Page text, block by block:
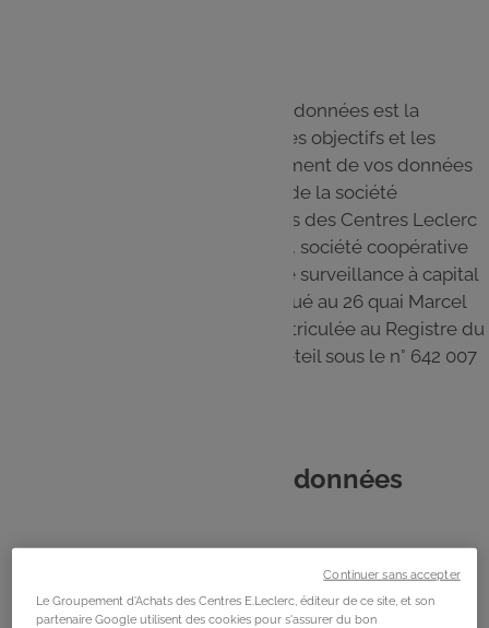
Le responsable du traitement des données est la
personne ou l'organisme qui fixe les objectifs et les
modalités de collecte et de traitement de vos données
personnelles. Pour le Site, il s'agit de la société
coopérative Groupements d'Achats des Centres Leclerc
(ci-après “S.C. GALEC” ou “GALEC”), société coopérative
anonyme à directoire et conseil de surveillance à capital
variable dont le siège social est situé au 26 quai Marcel
Boyer, 94200 Ivry-sur-Seine, immatriculée au Registre du
Commerce et des Sociétés de Créteil sous le n° 642 007
2. D'où proviennent les données
Les données que nous utilisons sont collectées
Le Groupement d'Achats des Centres E.Leclerc, éditeur de ce site, et son
partenaire Google utilisent des cookies pour s'assurer du bon
Continuer sans accepter